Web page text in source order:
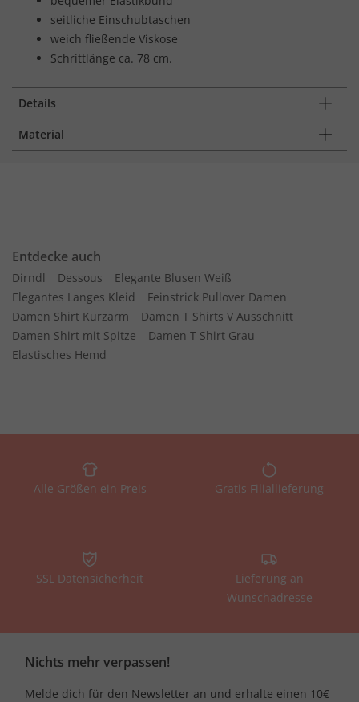
seitliche Einschubtaschen
weich fließende Viskose
Schrittlänge ca. 78 cm.
Details
Material
Entdecke auch
Dirndl Dessous
Elegante Blusen Weiß
Elegantes Langes Kleid
Feinstrick Pullover Damen
Damen Shirt Kurzarm
Damen T Shirts V Ausschnitt
Damen Shirt mit Spitze
Damen T Shirt Grau
Elastisches Hemd
Alle Größen ein Preis Gratis Filiallieferung
SSL Datensicherheit
Lieferung an
Wunschadresse
Nichts mehr verpassen!
Melde dich für den Newsletter an und erhalte einen 10€